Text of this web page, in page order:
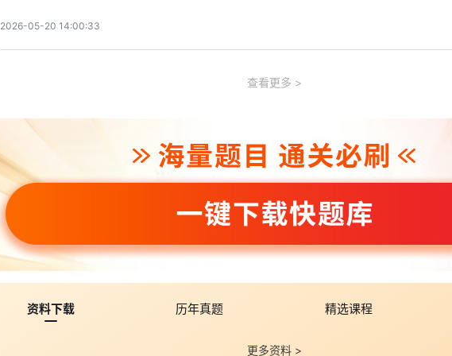
2026-05-20 14:00:33
查看更多
资料下载 历年真题 精选课程
更多资料 >